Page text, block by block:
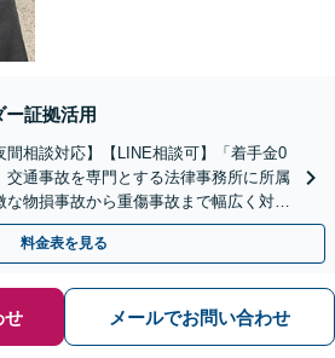
ー証拠活用
間相談対応】【LINE相談可】「着手金0
交通事故を専門とする法律事務所に所属
な物損事故から重傷事故まで幅広く対応
料金表を見る
せ メールでお問い合わせ